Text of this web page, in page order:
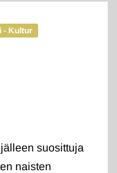
- Kultur
suosittuja
naisten